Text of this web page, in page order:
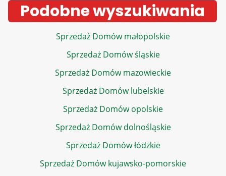
Podobne wyszukiwania
Sprzedaż Domów małopolskie
Sprzedaż Domów śląskie
Sprzedaż Domów mazowieckie
Sprzedaż Domów lubelskie
Sprzedaż Domów opolskie
Sprzedaż Domów dolnośląskie
Sprzedaż Domów łódzkie
Sprzedaż Domów kujawsko-pomorskie